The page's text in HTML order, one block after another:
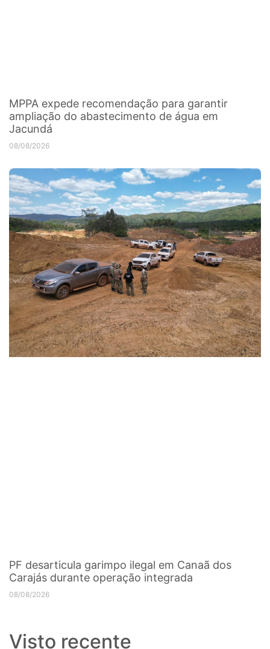
MPPA expede recomendação para garantir
ampliação do abastecimento de água em
Jacundá
08/08/2026
PF desarticula garimpo ilegal em Canaã dos
Carajás durante operação integrada
08/08/2026
Visto recente